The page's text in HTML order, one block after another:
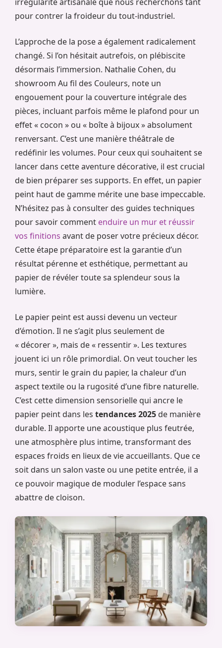
pour contrer la froideur du tout-industriel.
L’approche de la pose a également radicalement
changé. Si l’on hésitait autrefois, on plébiscite
désormais l’immersion. Nathalie Cohen, du
showroom Au fil des Couleurs, note un
engouement pour la couverture intégrale des
pièces, incluant parfois même le plafond pour un
effet « cocon » ou « boîte à bijoux » absolument
renversant. C’est une manière théâtrale de
redéfinir les volumes. Pour ceux qui souhaitent se
lancer dans cette aventure décorative, il est crucial
de bien préparer ses supports. En effet, un papier
peint haut de gamme mérite une base impeccable.
N’hésitez pas à consulter des guides techniques
pour savoir comment enduire un mur et réussir
vos finitions avant de poser votre précieux décor.
Cette étape préparatoire est la garantie d’un
résultat pérenne et esthétique, permettant au
papier de révéler toute sa splendeur sous la
lumière.
Le papier peint est aussi devenu un vecteur
d’émotion. Il ne s’agit plus seulement de
« décorer », mais de « ressentir ». Les textures
jouent ici un rôle primordial. On veut toucher les
murs, sentir le grain du papier, la chaleur d’un
aspect textile ou la rugosité d’une fibre naturelle.
C’est cette dimension sensorielle qui ancre le
papier peint dans les tendances 2025 de manière
durable. Il apporte une acoustique plus feutrée,
une atmosphère plus intime, transformant des
espaces froids en lieux de vie accueillants. Que ce
soit dans un salon vaste ou une petite entrée, il a
ce pouvoir magique de moduler l’espace sans
abattre de cloison.